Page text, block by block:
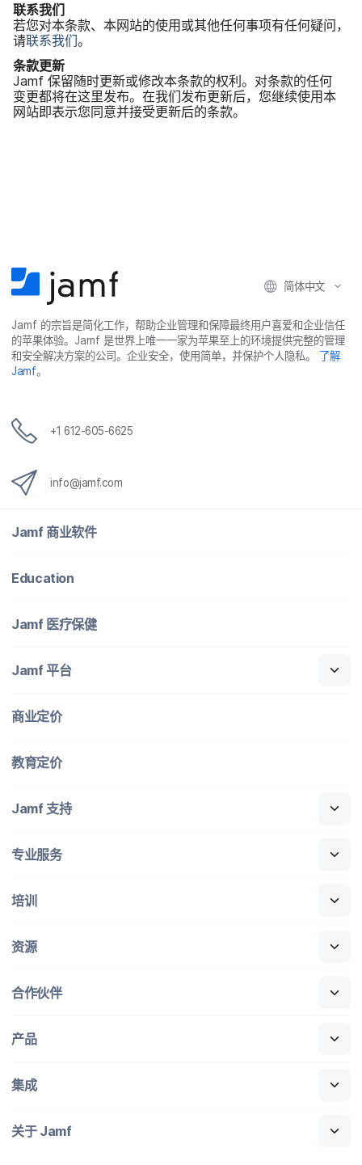
联系​我们
若​您​对​本​条款、​本​网站​的​使用​或​其他​任何​事​项​有​任何​疑问，​
请联系​我们。
条款​更新
Jamf 保留​随时​更新​或​修改本​条款​的​权利。​对​条款​的​任何​
变更​都​将​在​这里​发布。​在​我们​发布​更新​后，​您​继续​使用本​
网站​即​表示​您​同意​并​接受​更新​后​的​条款。
简体​中文
Jamf 的​宗旨​是​简化​工作，​帮助​企业​管理​和​保障​最​终​用​户​喜爱​和​企业​信任​
的​苹果​体验。 Jamf是​世界​上​唯​一​一​家​为​苹果​至​上​的​环境​提供​完整​的​管理​
和​安全​解决​方案​的​公司。​企业​安全，​使用​简单，​并​保护​个​人​隐私。
了解
Jamf。
+1 612-605-6625
info@jamf.com
Jamf 商业​软件
Education
Jamf 医​疗​保健
Jamf平台
商业定​价
教育定​价
Jamf 支持
专业​服务
培训
资源
合作​伙伴
产品
集成
关于Jamf